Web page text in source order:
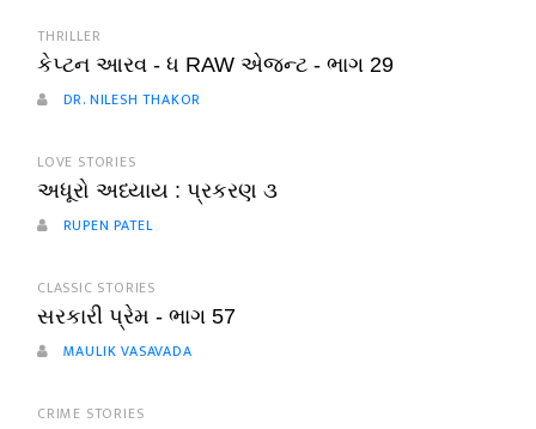
THRILLER
કેપ્ટન આરવ - ધ RAW એજન્ટ - ભાગ 29
DR. NILESH THAKOR
LOVE STORIES
અધૂરો અધ્યાય : પ્રકરણ ૩
RUPEN PATEL
CLASSIC STORIES
સરકારી પ્રેમ - ભાગ 57
MAULIK VASAVADA
CRIME STORIES